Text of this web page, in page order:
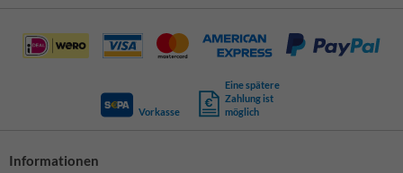
Vorkasse
Eine spätere
Zahlung ist
möglich
Informationen